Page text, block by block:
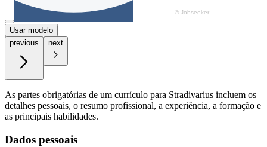
Usar modelo
previous
next
As partes obrigatórias de um currículo para Stradivarius incluem os
detalhes pessoais, o resumo profissional, a experiência, a formação e
as principais habilidades.
Dados pessoais